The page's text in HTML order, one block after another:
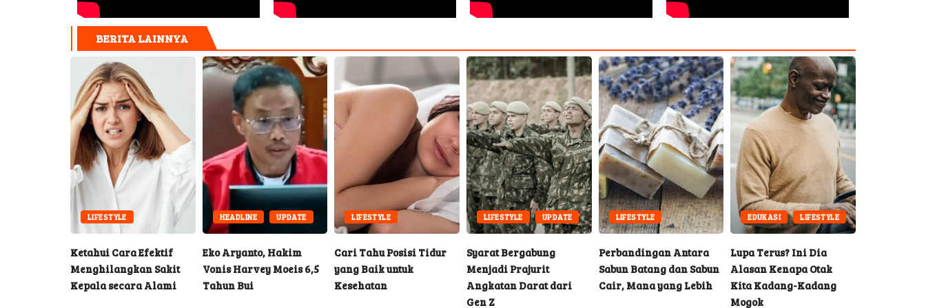
BERITA LAINNYA
LIFESTYLE
Ketahui Cara Efektif
Menghilangkan Sakit
Kepala secara Alami
HEADLINE UPDATE
Eko Aryanto, Hakim
Vonis Harvey Moeis 6,5
Tahun Bui
LIFESTYLE
Cari Tahu Posisi Tidur
yang Baik untuk
Kesehatan
LIFESTYLE UPDATE
Syarat Bergabung
Menjadi Prajurit
Angkatan Darat dari
Gen Z
LIFESTYLE
Perbandingan Antara
Sabun Batang dan Sabun
Cair, Mana yang Lebih
EDUKASI LIFESTYLE
Lupa Terus? Ini Dia
Alasan Kenapa Otak
Kita Kadang-Kadang
Mogok